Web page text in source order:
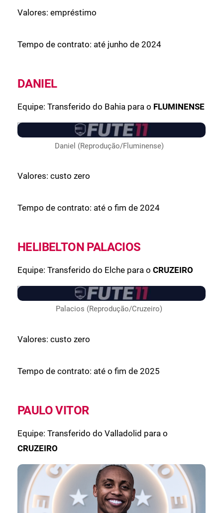
Valores: empréstimo
Tempo de contrato: até junho de 2024
DANIEL
Equipe: Transferido do Bahia para o FLUMINENSE
Daniel (Reprodução/Fluminense)
Valores: custo zero
Tempo de contrato: até o fim de 2024
HELIBELTON PALACIOS
Equipe: Transferido do Elche para o CRUZEIRO
Palacios (Reprodução/Cruzeiro)
Valores: custo zero
Tempo de contrato: até o fim de 2025
PAULO VITOR
Equipe: Transferido do Valladolid para o
CRUZEIRO